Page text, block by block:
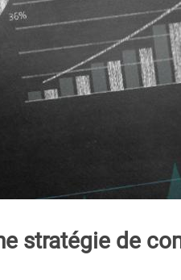
stratégie de